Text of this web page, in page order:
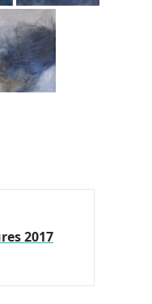
2017